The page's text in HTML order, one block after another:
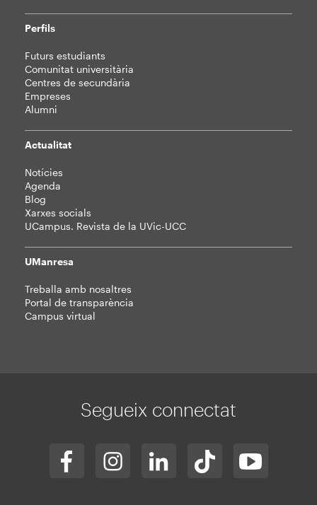
Perfils
Futurs estudiants
Comunitat universitària
Centres de secundària
Empreses
Alumni
Actualitat
Notícies
Agenda
Blog
Xarxes socials
UCampus. Revista de la UVic-UCC
UManresa
Treballa amb nosaltres
Portal de transparència
Campus virtual
Segueix connectat